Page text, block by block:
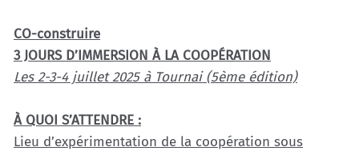
CO-construire
3 JOURS D’IMMERSION À LA COOPÉRATION
Les 2-3-4 juillet 2025 à Tournai (5ème édition)
À QUOI S’ATTENDRE :
Lieu d’expérimentation de la coopération sous